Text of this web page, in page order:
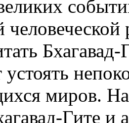
устоять
миров.
Гите и